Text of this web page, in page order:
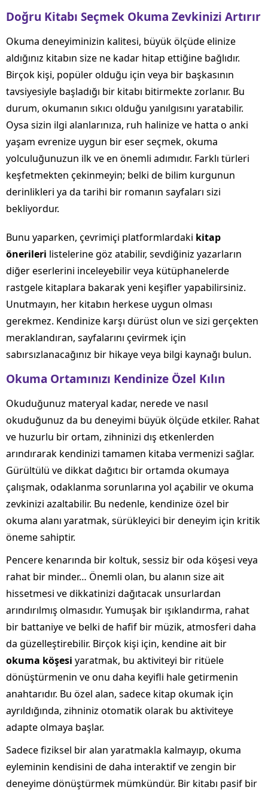
Doğru Kitabı Seçmek Okuma Zevkinizi Artırır
Okuma deneyiminizin kalitesi, büyük ölçüde elinize
aldığınız kitabın size ne kadar hitap ettiğine bağlıdır.
Birçok kişi, popüler olduğu için veya bir başkasının
tavsiyesiyle başladığı bir kitabı bitirmekte zorlanır. Bu
durum, okumanın sıkıcı olduğu yanılgısını yaratabilir.
Oysa sizin ilgi alanlarınıza, ruh halinize ve hatta o anki
yaşam evrenize uygun bir eser seçmek, okuma
yolculuğunuzun ilk ve en önemli adımıdır. Farklı türleri
keşfetmekten çekinmeyin; belki de bilim kurgunun
derinlikleri ya da tarihi bir romanın sayfaları sizi
bekliyordur.
Bunu yaparken, çevrimiçi platformlardaki kitap
önerileri listelerine göz atabilir, sevdiğiniz yazarların
diğer eserlerini inceleyebilir veya kütüphanelerde
rastgele kitaplara bakarak yeni keşifler yapabilirsiniz.
Unutmayın, her kitabın herkese uygun olması
gerekmez. Kendinize karşı dürüst olun ve sizi gerçekten
meraklandıran, sayfalarını çevirmek için
sabırsızlanacağınız bir hikaye veya bilgi kaynağı bulun.
Okuma Ortamınızı Kendinize Özel Kılın
Okuduğunuz materyal kadar, nerede ve nasıl
okuduğunuz da bu deneyimi büyük ölçüde etkiler. Rahat
ve huzurlu bir ortam, zihninizi dış etkenlerden
arındırarak kendinizi tamamen kitaba vermenizi sağlar.
Gürültülü ve dikkat dağıtıcı bir ortamda okumaya
çalışmak, odaklanma sorunlarına yol açabilir ve okuma
zevkinizi azaltabilir. Bu nedenle, kendinize özel bir
okuma alanı yaratmak, sürükleyici bir deneyim için kritik
öneme sahiptir.
Pencere kenarında bir koltuk, sessiz bir oda köşesi veya
rahat bir minder… Önemli olan, bu alanın size ait
hissetmesi ve dikkatinizi dağıtacak unsurlardan
arındırılmış olmasıdır. Yumuşak bir ışıklandırma, rahat
bir battaniye ve belki de hafif bir müzik, atmosferi daha
da güzelleştirebilir. Birçok kişi için, kendine ait bir
okuma köşesi yaratmak, bu aktiviteyi bir ritüele
dönüştürmenin ve onu daha keyifli hale getirmenin
anahtarıdır. Bu özel alan, sadece kitap okumak için
ayrıldığında, zihniniz otomatik olarak bu aktiviteye
adapte olmaya başlar.
Sadece fiziksel bir alan yaratmakla kalmayıp, okuma
eyleminin kendisini de daha interaktif ve zengin bir
deneyime dönüştürmek mümkündür. Bir kitabı pasif bir